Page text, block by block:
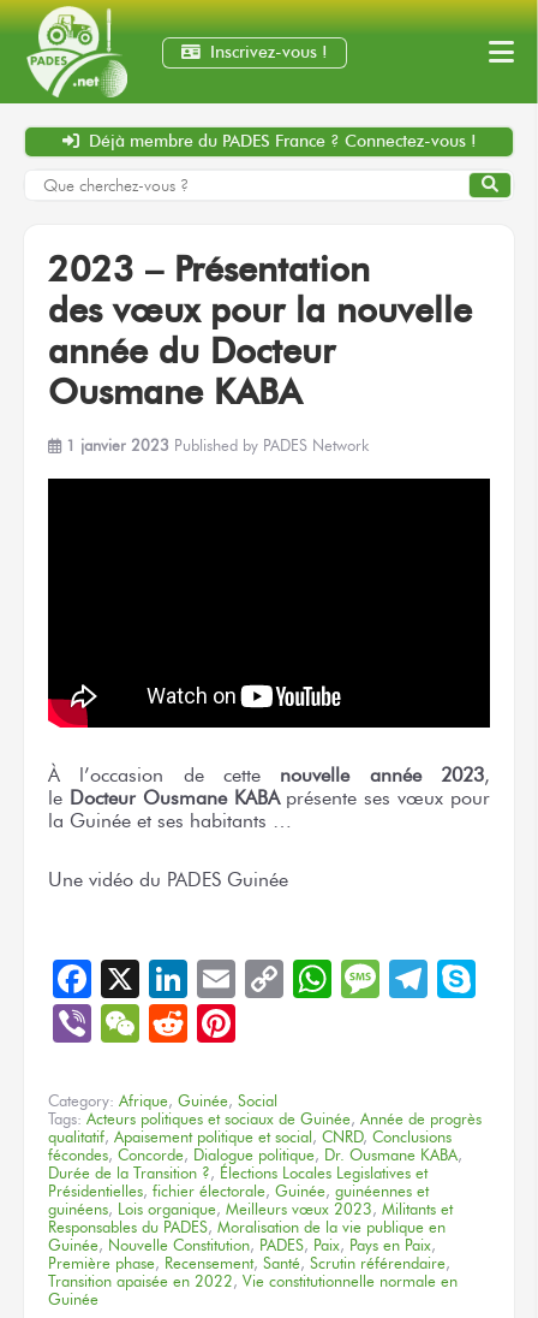
Inscrivez-vous !
Déjà membre du PADES France ? Connectez-vous !
2023 – Présentation
des vœux pour la nouvelle
année du Docteur
Ousmane KABA
1 janvier 2023 Published by PADES Network
À l’occasion de cette nouvelleannée 2023,
le Docteur Ousmane KABAprésenteses vœux pour
la Guinée et ses habitants …
Une vidéo du PADES Guinée
Facebook
X LinkedIn
EmailCopyWhatsApp
Message
ViberWeChat
Reddit
Category: Afrique, Guinée, Social
Tags: Acteurs politiques et sociaux de Guinée, Année de progrès
qualitatif, Apaisement politique et social , CNRD, Conclusions
fécondes, Concorde, Dialogue politique, Dr. Ousmane KABA,
Durée de la Transition ? , Élections Locales Legislatives et
Présidentielles, fichier électorale, Guinée, guinéennes et
guinéens, Lois organique, Meilleurs vœux 2023 , Militants et
Responsables du PADES, Moralisation de la vie publique en
Guinée, Nouvelle Constitution, PADES, Paix, Pays en Paix,
Première phase, Recensement, Santé, Scrutin référendaire,
Transition apaisée en 2022 , Vie constitutionnelle normale en
Guinée